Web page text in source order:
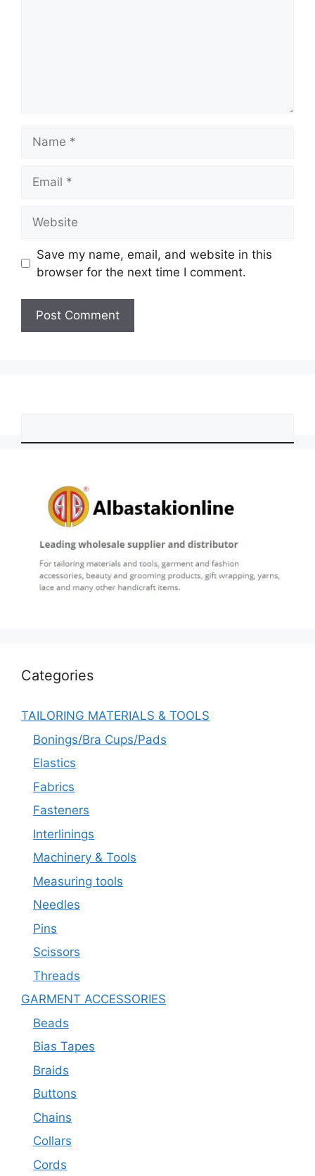
Save my name, email, and website in this
browser for the next time I comment.
Categories
TAILORING MATERIALS & TOOLS
Bonings/Bra Cups/Pads
Elastics
Fabrics
Fasteners
Interlinings
Machinery & Tools
Measuring tools
Needles
Pins
Scissors
Threads
GARMENT ACCESSORIES
Beads
Bias Tapes
Braids
Buttons
Chains
Collars
Cords